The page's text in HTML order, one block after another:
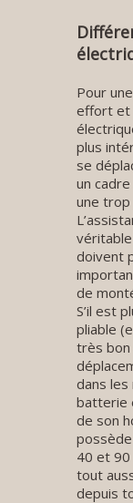
Pour
effort et
plus
se
un
une trop
doivent
de
S’il est
pliable
très
dans les
batterie
de son
40 et
tout
depuis